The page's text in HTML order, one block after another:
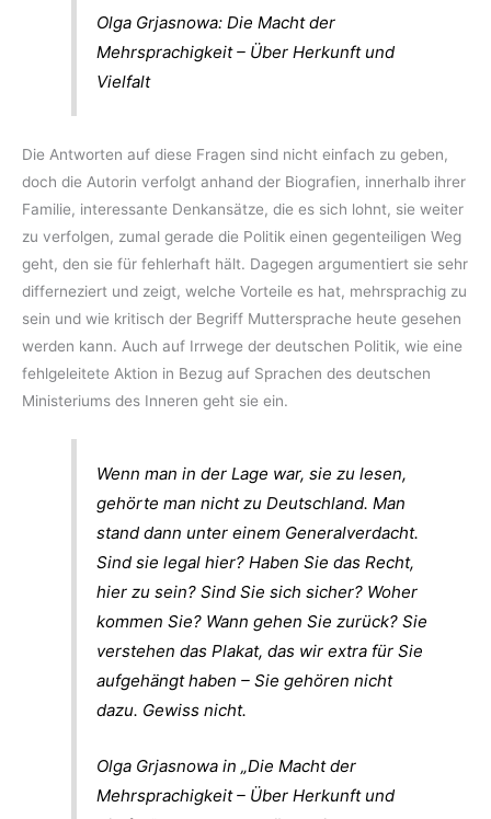
Olga Grjasnowa: Die Macht der
Mehrsprachigkeit – Über Herkunft und
Vielfalt
Die Antworten auf diese Fragen sind nicht einfach zu geben,
doch die Autorin verfolgt anhand der Biografien, innerhalb ihrer
Familie, interessante Denkansätze, die es sich lohnt, sie weiter
zu verfolgen, zumal gerade die Politik einen gegenteiligen Weg
geht, den sie für fehlerhaft hält. Dagegen argumentiert sie sehr
differneziert und zeigt, welche Vorteile es hat, mehrsprachig zu
sein und wie kritisch der Begriff Muttersprache heute gesehen
werden kann. Auch auf Irrwege der deutschen Politik, wie eine
fehlgeleitete Aktion in Bezug auf Sprachen des deutschen
Ministeriums des Inneren geht sie ein.
Wenn man in der Lage war, sie zu lesen,
gehörte man nicht zu Deutschland. Man
stand dann unter einem Generalverdacht.
Sind sie legal hier? Haben Sie das Recht,
hier zu sein? Sind Sie sich sicher? Woher
kommen Sie? Wann gehen Sie zurück? Sie
verstehen das Plakat, das wir extra für Sie
aufgehängt haben – Sie gehören nicht
dazu. Gewiss nicht.
Olga Grjasnowa in „Die Macht der
Mehrsprachigkeit – Über Herkunft und